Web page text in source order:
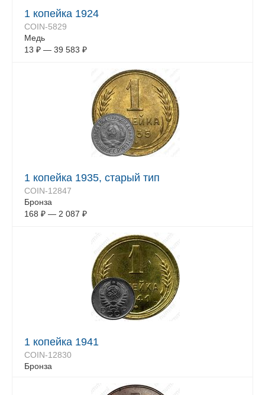
1 копейка 1924
COIN-5829
Медь
13 ₽ — 39 583 ₽
1 копейка 1935, старый тип
COIN-12847
Бронза
168 ₽ — 2 087 ₽
1 копейка 1941
COIN-12830
Бронза